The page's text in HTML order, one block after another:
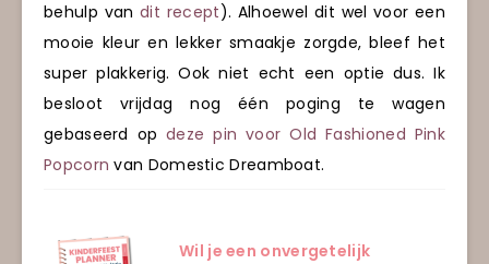
behulp vandit recept). Alhoewel dit wel voor een
mooie kleur en lekker smaakje zorgde, bleef het
super plakkerig. Ook niet echt een optie dus. Ik
besloot vrijdag nog één poging te wagen
gebaseerd opdeze pin voor Old Fashioned Pink
Popcorn van Domestic Dreamboat.
Wil je een onvergetelijk